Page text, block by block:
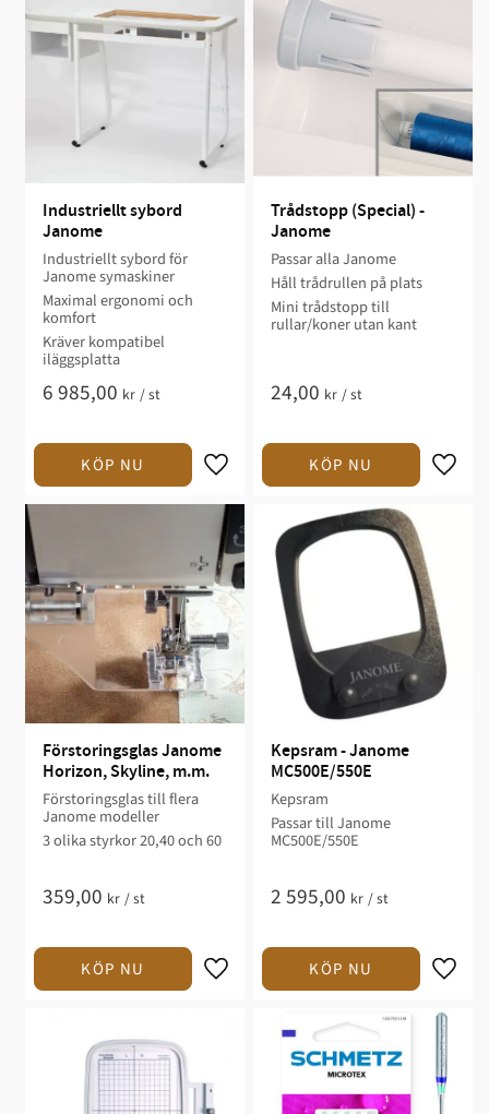
Industriellt sybord
Janome
Industriellt sybord för
Janome symaskiner
Maximal ergonomi och
komfort
Kräver kompatibel
iläggsplatta
6 985,00 kr /st
Trådstopp (Special) -
Janome
Passar alla Janome
Håll trådrullen på plats
Mini trådstopp till
rullar/koner utan kant
24,00 kr /st
Förstoringsglas Janome
Horizon, Skyline, m.m.
Förstoringsglas till flera
Janome modeller
3 olika styrkor 20,40 och 60​
359,00 kr /st
Kepsram - Janome
MC500E/550E
Kepsram
Passar till Janome
MC500E/550E
2 595,00 kr /st